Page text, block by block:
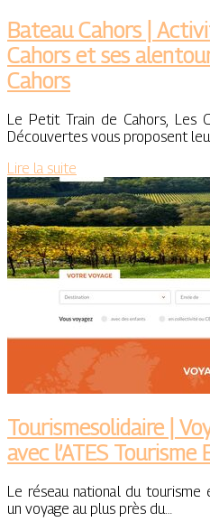
Bateau Cahors |
Cahors et ses
Cahors
Le Petit Train de Cahors, Les
Découvertes vous proposent
Lire la suite
Tourismesolidaire |
avec l’ATES
Le réseau national du
un voyage au plus près du…